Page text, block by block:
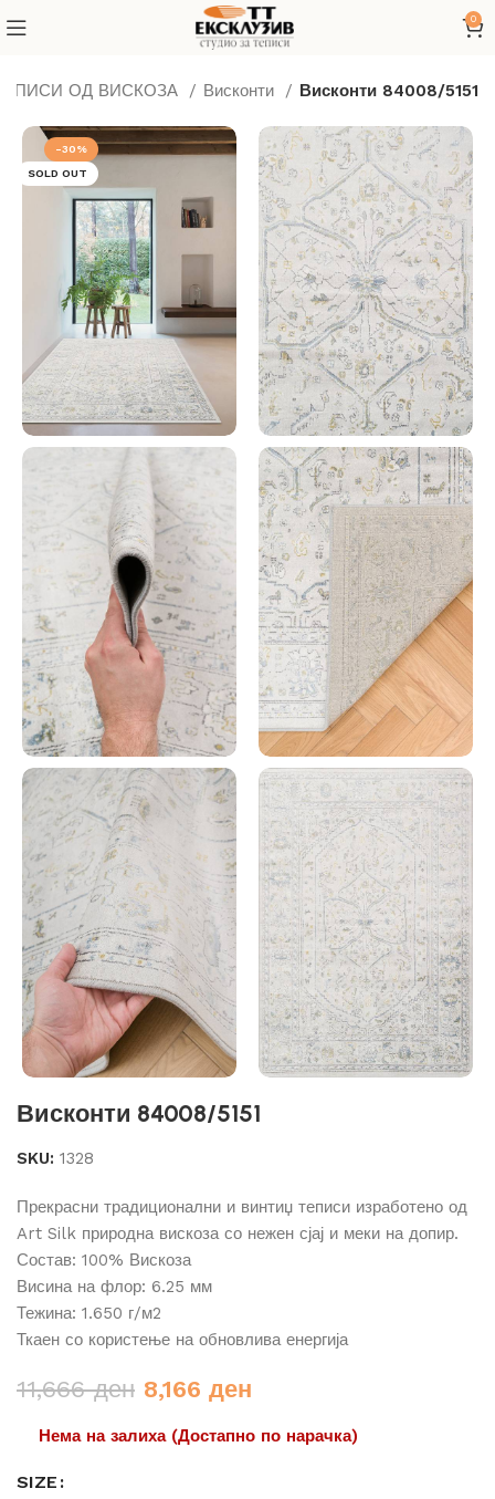
0
ОД ВИСКОЗА Висконти Висконти 84008/5151
-30%
SOLD OUT
Висконти 84008/5151
SKU: 1328
Прекрасни традиционални и винтиџ теписи изработено од
Art Silk природна вискоза со нежен сјај и меки на допир.
Состав: 100% Вискоза
Висина на флор: 6.25 мм
Тежина: 1.650 г/м2
Ткаен со користење на обновлива енергија
11,666ден Original
was:
8,166 ден
is:
Нема на залиха (Достапно по нарачка)
SIZE